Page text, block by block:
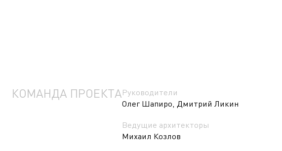
КОМАНДА ПРОЕКТАРуководители
Олег Шапиро, Дмитрий Ликин
Ведущие архитекторы
Михаил Козлов